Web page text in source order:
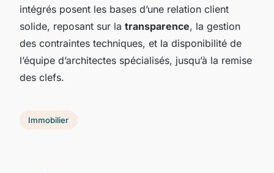
intégrés posent les bases d’une relation client
solide, reposant sur la transparence, la gestion
des contraintes techniques, et la disponibilité de
l’équipe d’architectes spécialisés, jusqu’à la remise
des clefs.
Immobilier